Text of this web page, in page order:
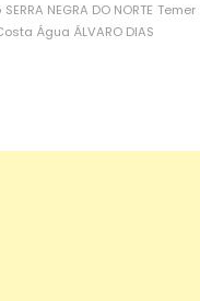
SERRA NEGRA DO NORTE Temer
Água ÁLVARO DIAS